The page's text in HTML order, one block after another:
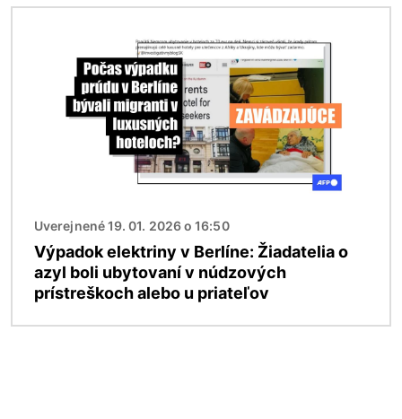
Uverejnené 19. 01. 2026 o 16:50
Výpadok elektriny v Berlíne: Žiadatelia o
azyl boli ubytovaní v núdzových
prístreškoch alebo u priateľov